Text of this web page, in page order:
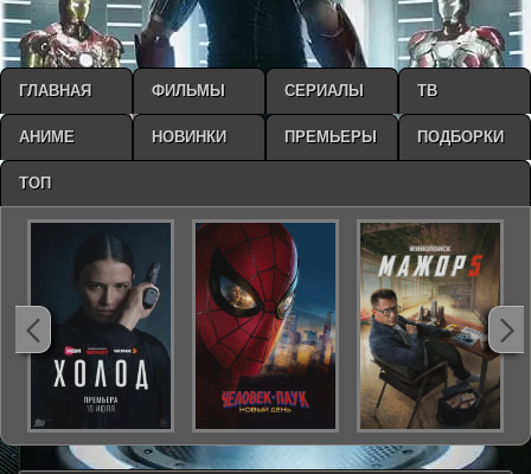
ГЛАВНАЯ ФИЛЬМЫ СЕРИАЛЫ ТВ
АНИМЕ НОВИНКИ ПРЕМЬЕРЫ ПОДБОРКИ
ТОП